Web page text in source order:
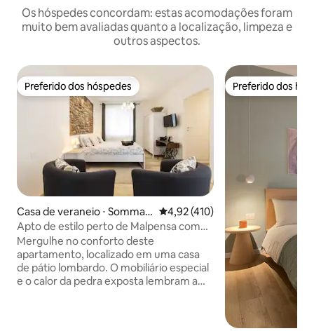
Os hóspedes concordam: estas acomodações foram
muito bem avaliadas quanto a localização, limpeza e
outros aspectos.
Preferido dos hóspedes
Preferido dos hóspedes
Casa de veraneio ⋅ Somma L
ombardo
4,92 de uma avaliação média de
4,92 (410)
Apto de estilo perto de Malpensa com
transporte gratuito
Mergulhe no conforto deste
apartamento, localizado em uma casa
de pátio lombardo. O mobiliário especial
e o calor da pedra exposta lembram a
Preferido dos
Preferido dos